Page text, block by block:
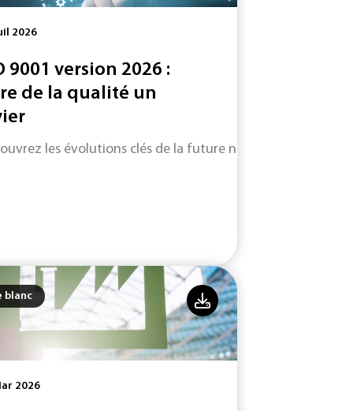
2026
9001 version 2026 :
de la qualité un
les évolutions clés de la future norme ISO 9001
blanc
2026